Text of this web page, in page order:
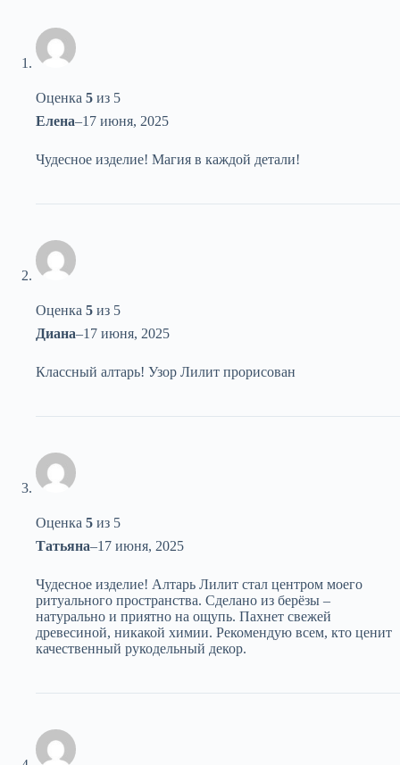
Оценка 5 из 5
Елена–17 июня, 2025
Чудесное изделие! Магия в каждой детали!
Оценка 5 из 5
Диана–17 июня, 2025
Классный алтарь! Узор Лилит прорисован
Оценка 5 из 5
Татьяна–17 июня, 2025
Чудесное изделие! Алтарь Лилит стал центром моего
ритуального пространства. Сделано из берёзы –
натурально и приятно на ощупь. Пахнет свежей
древесиной, никакой химии. Рекомендую всем, кто ценит
качественный рукодельный декор.